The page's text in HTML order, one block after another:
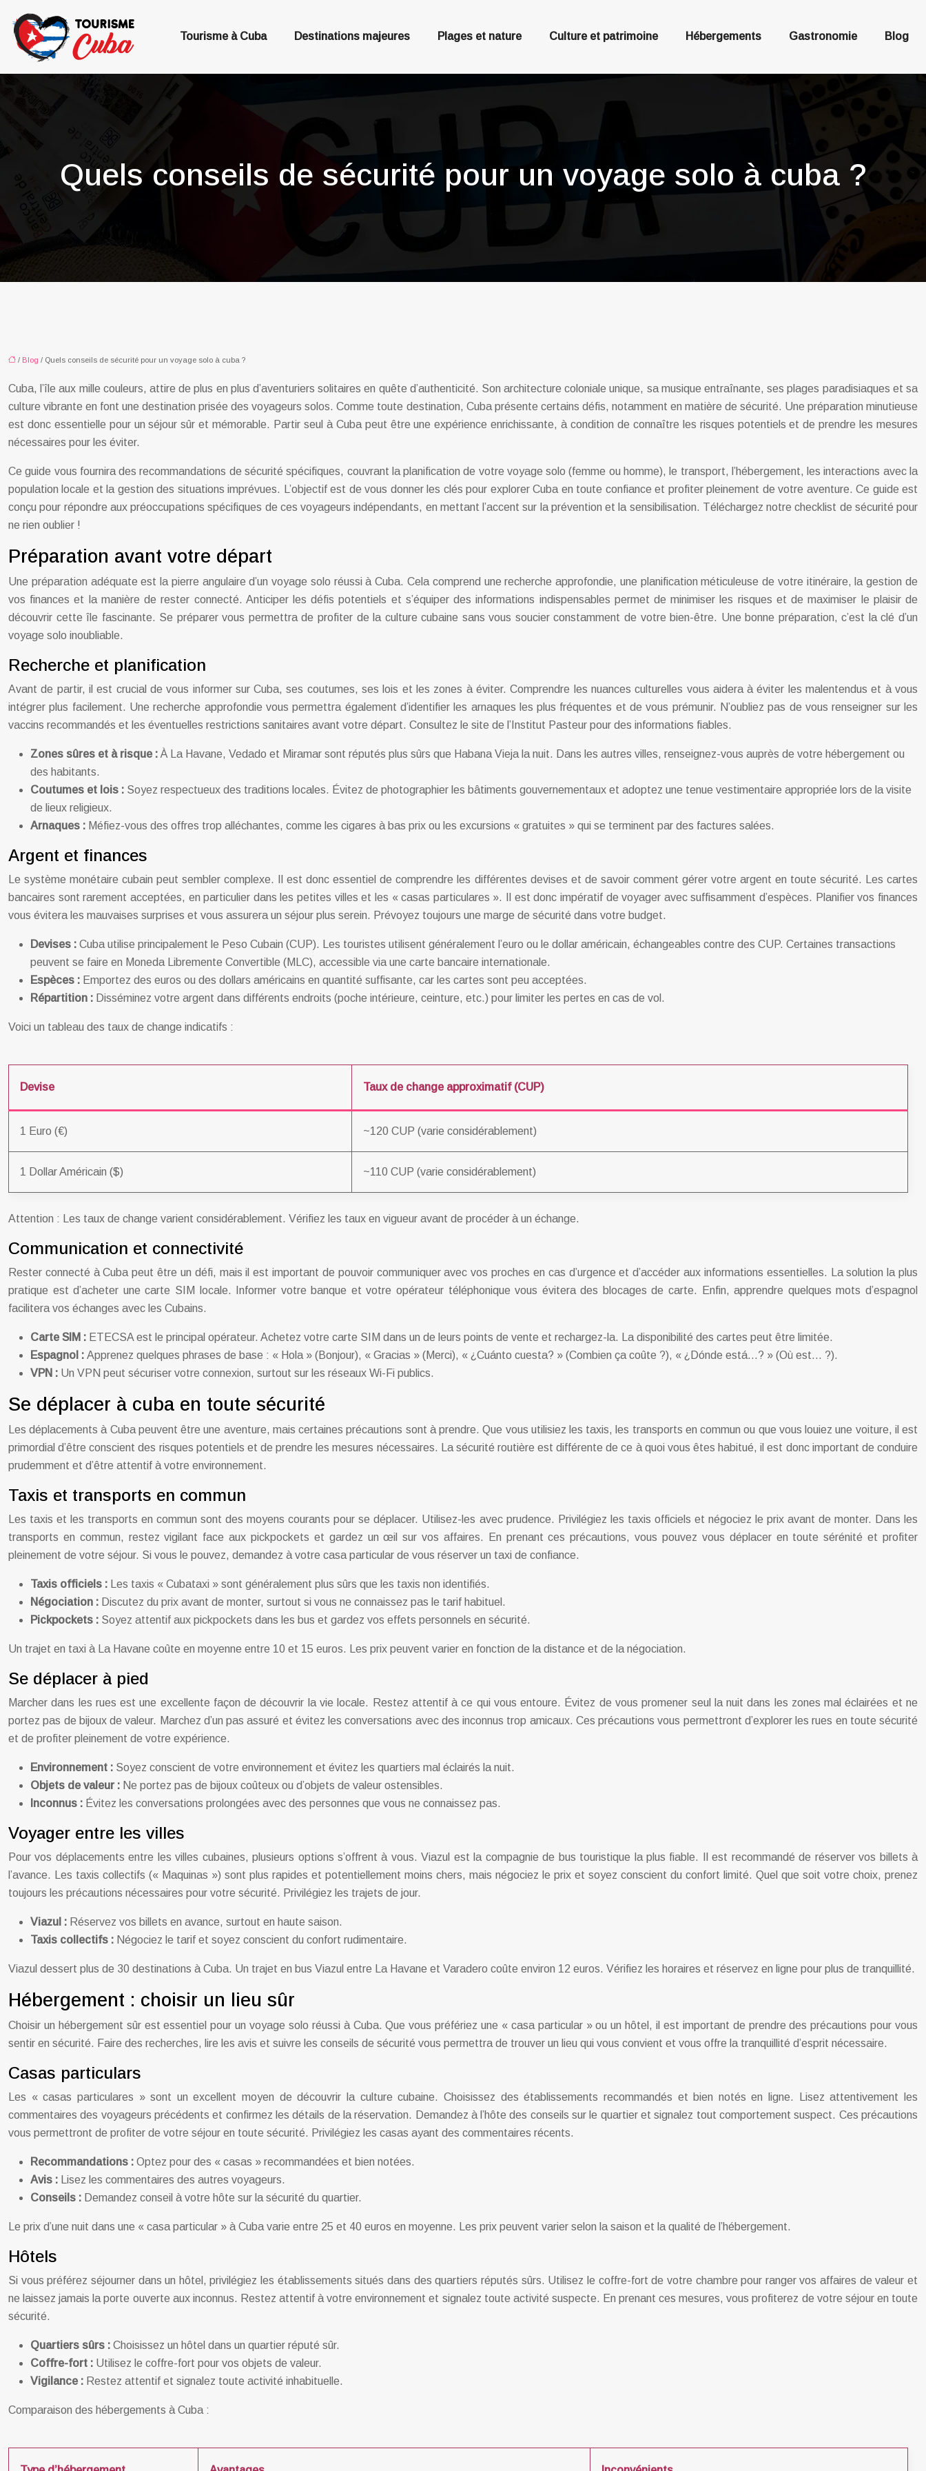
Tourisme à Cuba Destinations majeures Plages et nature Culture et patrimoine Hébergements Gastronomie Blog
Quels conseils de sécurité pour un voyage solo à cuba ?
/ Blog / Quels conseils de sécurité pour un voyage solo à cuba ?
Cuba, l’île aux mille couleurs, attire de plus en plus d’aventuriers solitaires en quête d’authenticité. Son architecture coloniale unique, sa musique entraînante, ses plages paradisiaques et sa
culture vibrante en font une destination prisée des voyageurs solos. Comme toute destination, Cuba présente certains défis, notamment en matière de sécurité. Une préparation minutieuse
est donc essentielle pour un séjour sûr et mémorable. Partir seul à Cuba peut être une expérience enrichissante, à condition de connaître les risques potentiels et de prendre les mesures
nécessaires pour les éviter.
Ce guide vous fournira des recommandations de sécurité spécifiques, couvrant la planification de votre voyage solo (femme ou homme), le transport, l’hébergement, les interactions avec la
population locale et la gestion des situations imprévues. L’objectif est de vous donner les clés pour explorer Cuba en toute confiance et profiter pleinement de votre aventure. Ce guide est
conçu pour répondre aux préoccupations spécifiques de ces voyageurs indépendants, en mettant l’accent sur la prévention et la sensibilisation. Téléchargez notre checklist de sécurité pour
ne rien oublier !
Préparation avant votre départ
Une préparation adéquate est la pierre angulaire d’un voyage solo réussi à Cuba. Cela comprend une recherche approfondie, une planification méticuleuse de votre itinéraire, la gestion de
vos finances et la manière de rester connecté. Anticiper les défis potentiels et s’équiper des informations indispensables permet de minimiser les risques et de maximiser le plaisir de
découvrir cette île fascinante. Se préparer vous permettra de profiter de la culture cubaine sans vous soucier constamment de votre bien-être. Une bonne préparation, c’est la clé d’un
voyage solo inoubliable.
Recherche et planification
Avant de partir, il est crucial de vous informer sur Cuba, ses coutumes, ses lois et les zones à éviter. Comprendre les nuances culturelles vous aidera à éviter les malentendus et à vous
intégrer plus facilement. Une recherche approfondie vous permettra également d’identifier les arnaques les plus fréquentes et de vous prémunir. N’oubliez pas de vous renseigner sur les
vaccins recommandés et les éventuelles restrictions sanitaires avant votre départ. Consultez le site de l’Institut Pasteur pour des informations fiables.
Zones sûres et à risque : À La Havane, Vedado et Miramar sont réputés plus sûrs que Habana Vieja la nuit. Dans les autres villes, renseignez-vous auprès de votre hébergement ou
des habitants.
Coutumes et lois : Soyez respectueux des traditions locales. Évitez de photographier les bâtiments gouvernementaux et adoptez une tenue vestimentaire appropriée lors de la visite
de lieux religieux.
Arnaques : Méfiez-vous des offres trop alléchantes, comme les cigares à bas prix ou les excursions « gratuites » qui se terminent par des factures salées.
Argent et finances
Le système monétaire cubain peut sembler complexe. Il est donc essentiel de comprendre les différentes devises et de savoir comment gérer votre argent en toute sécurité. Les cartes
bancaires sont rarement acceptées, en particulier dans les petites villes et les « casas particulares ». Il est donc impératif de voyager avec suffisamment d’espèces. Planifier vos finances
vous évitera les mauvaises surprises et vous assurera un séjour plus serein. Prévoyez toujours une marge de sécurité dans votre budget.
Devises : Cuba utilise principalement le Peso Cubain (CUP). Les touristes utilisent généralement l’euro ou le dollar américain, échangeables contre des CUP. Certaines transactions
peuvent se faire en Moneda Libremente Convertible (MLC), accessible via une carte bancaire internationale.
Espèces : Emportez des euros ou des dollars américains en quantité suffisante, car les cartes sont peu acceptées.
Répartition : Disséminez votre argent dans différents endroits (poche intérieure, ceinture, etc.) pour limiter les pertes en cas de vol.
Voici un tableau des taux de change indicatifs :
Devise Taux de change approximatif (CUP)
1 Euro (€) ~120 CUP (varie considérablement)
1 Dollar Américain ($) ~110 CUP (varie considérablement)
Attention : Les taux de change varient considérablement. Vérifiez les taux en vigueur avant de procéder à un échange.
Communication et connectivité
Rester connecté à Cuba peut être un défi, mais il est important de pouvoir communiquer avec vos proches en cas d’urgence et d’accéder aux informations essentielles. La solution la plus
pratique est d’acheter une carte SIM locale. Informer votre banque et votre opérateur téléphonique vous évitera des blocages de carte. Enfin, apprendre quelques mots d’espagnol
facilitera vos échanges avec les Cubains.
Carte SIM : ETECSA est le principal opérateur. Achetez votre carte SIM dans un de leurs points de vente et rechargez-la. La disponibilité des cartes peut être limitée.
Espagnol : Apprenez quelques phrases de base : « Hola » (Bonjour), « Gracias » (Merci), « ¿Cuánto cuesta? » (Combien ça coûte ?), « ¿Dónde está…? » (Où est… ?).
VPN : Un VPN peut sécuriser votre connexion, surtout sur les réseaux Wi-Fi publics.
Se déplacer à cuba en toute sécurité
Les déplacements à Cuba peuvent être une aventure, mais certaines précautions sont à prendre. Que vous utilisiez les taxis, les transports en commun ou que vous louiez une voiture, il est
primordial d’être conscient des risques potentiels et de prendre les mesures nécessaires. La sécurité routière est différente de ce à quoi vous êtes habitué, il est donc important de conduire
prudemment et d’être attentif à votre environnement.
Taxis et transports en commun
Les taxis et les transports en commun sont des moyens courants pour se déplacer. Utilisez-les avec prudence. Privilégiez les taxis officiels et négociez le prix avant de monter. Dans les
transports en commun, restez vigilant face aux pickpockets et gardez un œil sur vos affaires. En prenant ces précautions, vous pouvez vous déplacer en toute sérénité et profiter
pleinement de votre séjour. Si vous le pouvez, demandez à votre casa particular de vous réserver un taxi de confiance.
Taxis officiels :
Les taxis « Cubataxi » sont généralement plus sûrs que les taxis non identifiés.
Négociation : Discutez du prix avant de monter, surtout si vous ne connaissez pas le tarif habituel.
Pickpockets : Soyez attentif aux pickpockets dans les bus et gardez vos effets personnels en sécurité.
Un trajet en taxi à La Havane coûte en moyenne entre 10 et 15 euros. Les prix peuvent varier en fonction de la distance et de la négociation.
Se déplacer à pied
Marcher dans les rues est une excellente façon de découvrir la vie locale. Restez attentif à ce qui vous entoure. Évitez de vous promener seul la nuit dans les zones mal éclairées et ne
portez pas de bijoux de valeur. Marchez d’un pas assuré et évitez les conversations avec des inconnus trop amicaux. Ces précautions vous permettront d’explorer les rues en toute sécurité
et de profiter pleinement de votre expérience.
Environnement : Soyez conscient de votre environnement et évitez les quartiers mal éclairés la nuit.
Objets de valeur : Ne portez pas de bijoux coûteux ou d’objets de valeur ostensibles.
Inconnus : Évitez les conversations prolongées avec des personnes que vous ne connaissez pas.
Voyager entre les villes
Pour vos déplacements entre les villes cubaines, plusieurs options s’offrent à vous. Viazul est la compagnie de bus touristique la plus fiable. Il est recommandé de réserver vos billets à
l’avance. Les taxis collectifs (« Maquinas ») sont plus rapides et potentiellement moins chers, mais négociez le prix et soyez conscient du confort limité. Quel que soit votre choix, prenez
toujours les précautions nécessaires pour votre sécurité. Privilégiez les trajets de jour.
Viazul : Réservez vos billets en avance, surtout en haute saison.
Taxis collectifs : Négociez le tarif et soyez conscient du confort rudimentaire.
Viazul dessert plus de 30 destinations à Cuba. Un trajet en bus Viazul entre La Havane et Varadero coûte environ 12 euros. Vérifiez les horaires et réservez en ligne pour plus de tranquillité.
Hébergement : choisir un lieu sûr
Choisir un hébergement sûr est essentiel pour un voyage solo réussi à Cuba. Que vous préfériez une « casa particular » ou un hôtel, il est important de prendre des précautions pour vous
sentir en sécurité. Faire des recherches, lire les avis et suivre les conseils de sécurité vous permettra de trouver un lieu qui vous convient et vous offre la tranquillité d’esprit nécessaire.
Casas particulars
Les « casas particulares » sont un excellent moyen de découvrir la culture cubaine. Choisissez des établissements recommandés et bien notés en ligne. Lisez attentivement les
commentaires des voyageurs précédents et confirmez les détails de la réservation. Demandez à l’hôte des conseils sur le quartier et signalez tout comportement suspect. Ces précautions
vous permettront de profiter de votre séjour en toute sécurité. Privilégiez les casas ayant des commentaires récents.
Recommandations : Optez pour des « casas » recommandées et bien notées.
Avis :
Lisez les commentaires des autres voyageurs.
Conseils : Demandez conseil à votre hôte sur la sécurité du quartier.
Le prix d’une nuit dans une « casa particular » à Cuba varie entre 25 et 40 euros en moyenne. Les prix peuvent varier selon la saison et la qualité de l’hébergement.
Hôtels
Si vous préférez séjourner dans un hôtel, privilégiez les établissements situés dans des quartiers réputés sûrs. Utilisez le coffre-fort de votre chambre pour ranger vos affaires de valeur et
ne laissez jamais la porte ouverte aux inconnus. Restez attentif à votre environnement et signalez toute activité suspecte. En prenant ces mesures, vous profiterez de votre séjour en toute
sécurité.
Quartiers sûrs : Choisissez un hôtel dans un quartier réputé sûr.
Coffre-fort : Utilisez le coffre-fort pour vos objets de valeur.
Vigilance : Restez attentif et signalez toute activité inhabituelle.
Comparaison des hébergements à Cuba :